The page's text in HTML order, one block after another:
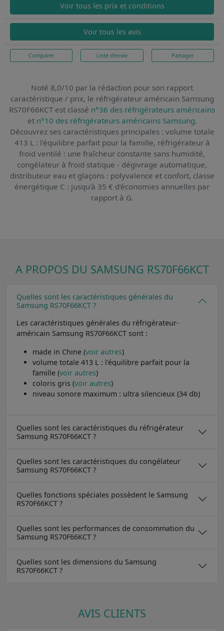
Voir tous les prix et conditions
Voir tous les avis
Comparer Liste d'envie Partager
Noté 8,0/10 par la rédaction pour son rapport
caractéristique / prix, le réfrigérateur américain Samsung
RS70F66KCT est classé n°36 des réfrigérateurs américains
et n°10 des réfrigérateurs américains Samsung.
Découvrez ses caractéristiques principales : volume totale
413 L : l'équilibre parfait pour la famille, réfrigérateur à
froid ventilé : une fraîcheur constante sans humidité,
congélateur à froid statique - dégivrage automatique,
distributeur eau et glaçons : polyvalence et confort, classe
énergétique C : jusqu'à 35 € d'économies annuelles par
rapport à G.
A PROPOS DU SAMSUNG RS70F66KCT
Quelles sont les caractéristiques générales du
Samsung RS70F66KCT ?
Les caractéristiques générales du réfrigérateur-
américain Samsung RS70F66KCT sont :
made in Chine (voir autres)
volume totale 413 L : l'équilibre parfait pour la
famille (voir autres)
coloris gris (voir autres)
niveau sonore maximum : ultra silencieux (34 db)
Quelles sont les caractéristiques du réfrigérateur
Samsung RS70F66KCT ?
Quelles sont les caractéristiques du congélateur
Samsung RS70F66KCT ?
Quelles fonctions spéciales possèdent le Samsung
RS70F66KCT ?
Quelles sont les performances de consommation du
Samsung RS70F66KCT ?
Quelles sont les dimensions du Samsung
RS70F66KCT ?
AVIS CLIENTS